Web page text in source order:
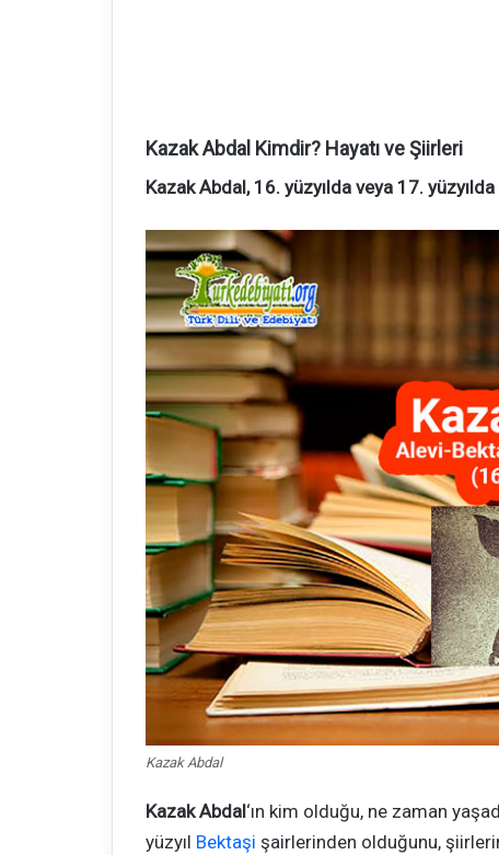
Kazak Abdal Kimdir? Hayatı ve Şiirleri
Kazak Abdal, 16. yüzyılda veya 17.
Kazak Abdal
Kazak Abdal‘ın kim olduğu, ne zaman
yüzyıl Bektaşi şairlerinden olduğunu,